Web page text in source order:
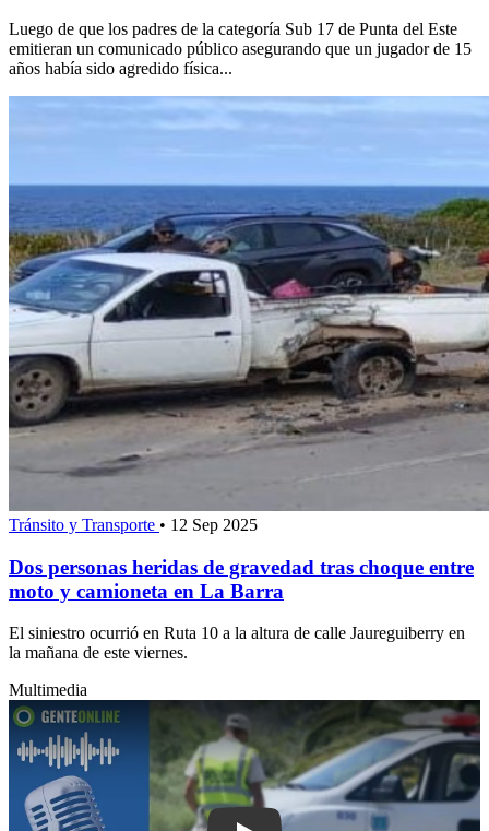
Luego de que los padres de la categoría Sub 17 de Punta del Este
emitieran un comunicado público asegurando que un jugador de 15
años había sido agredido física...
Tránsito y Transporte • 12 Sep 2025
Dos personas heridas de gravedad tras choque entre
moto y camioneta en La Barra
El siniestro ocurrió en Ruta 10 a la altura de calle Jaureguiberry en
la mañana de este viernes.
Multimedia